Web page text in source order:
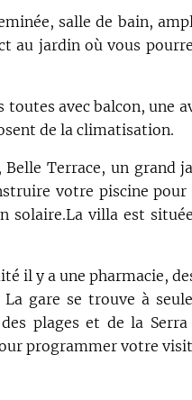
salle de bain,
au jardin où vous
avec balcon, une
de la climatisation.
Terrace, un grand
votre piscine pour
villa est
il y a une pharmacie,
gare se trouve à
plages et de la
programmer votre